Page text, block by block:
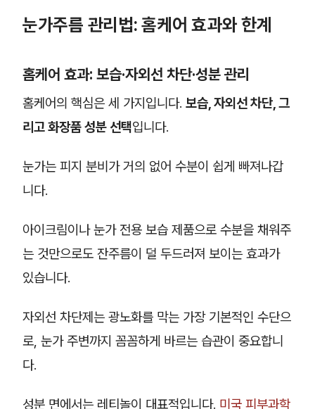
눈가주름 관리법: 홈케어 효과와 한계
홈케어 효과: 보습·자외선 차단·성분 관리
홈케어의 핵심은 세 가지입니다. 보습, 자외선 차단, 그
리고 화장품 성분 선택입니다.
눈가는 피지 분비가 거의 없어 수분이 쉽게 빠져나갑
니다.
아이크림이나 눈가 전용 보습 제품으로 수분을 채워주
는 것만으로도 잔주름이 덜 두드러져 보이는 효과가
있습니다.
자외선 차단제는 광노화를 막는 가장 기본적인 수단으
로, 눈가 주변까지 꼼꼼하게 바르는 습관이 중요합니
다.
성분 면에서는 레티놀이 대표적입니다. 미국 피부과학